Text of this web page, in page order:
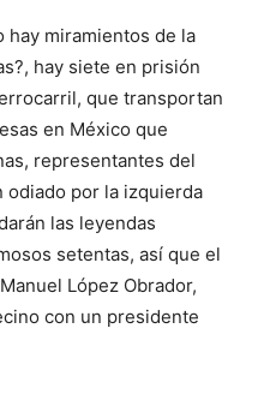
hay miramientos de la
hay siete en prisión
que transportan
en México que
representantes del
odiado por la izquierda
las leyendas
setentas, así que el
López Obrador,
con un presidente